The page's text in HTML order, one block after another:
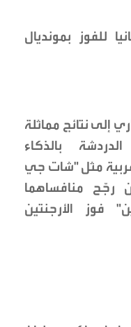
للفوز بمونديال
إلى نتائج مماثلة
بالذكاء
مثل "شات جي
منافساهما
فوز الأرجنتين